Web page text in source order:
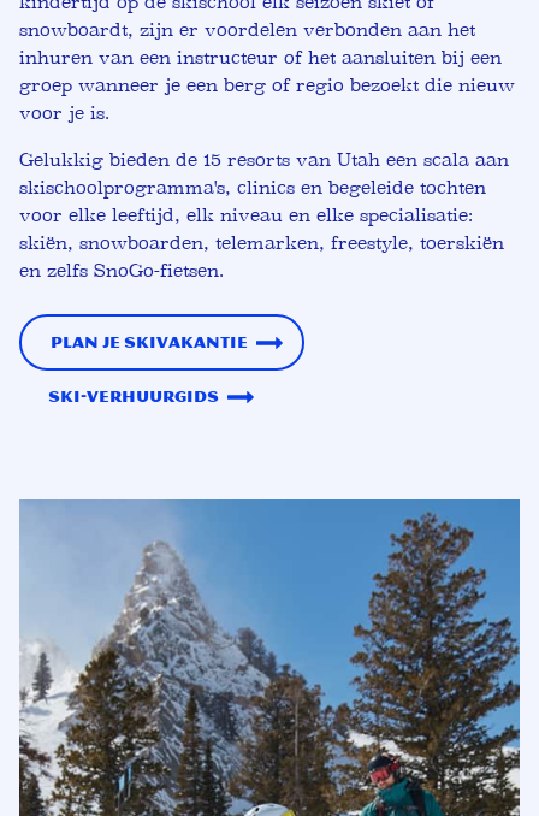
snowboardt, zijn er voordelen verbonden aan het
inhuren van een instructeur of het aansluiten bij een
groep wanneer je een berg of regio bezoekt die nieuw
voor je is.
Gelukkig bieden de 15 resorts van Utah een scala aan
skischoolprogramma's, clinics en begeleide tochten
voor elke leeftijd, elk niveau en elke specialisatie:
skiën, snowboarden, telemarken, freestyle, toerskiën
en zelfs SnoGo-fietsen.
Plan je skivakantie
Ski-verhuurgids